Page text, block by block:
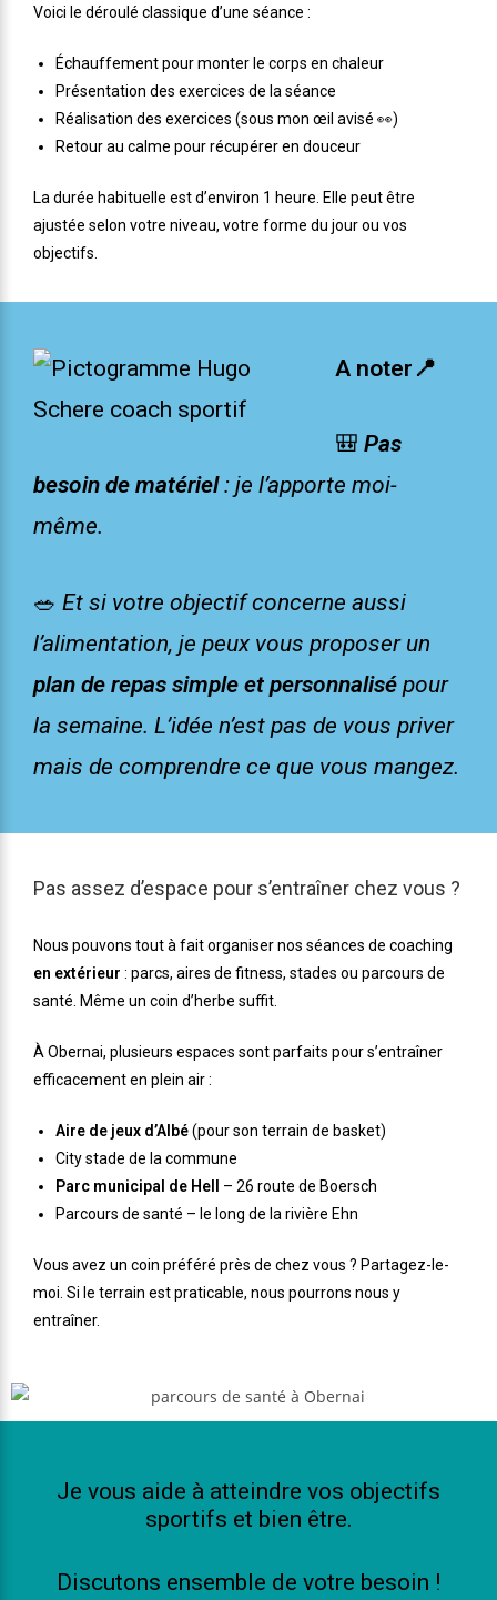
Voici le déroulé classique d’une séance :
Échauffement pour monter le corps en chaleur
Présentation des exercices de la séance
Réalisation des exercices (sous mon œil avisé 👀)
Retour au calme pour récupérer en douceur
La durée habituelle est d’environ 1 heure. Elle peut être
ajustée selon votre niveau, votre forme du jour ou vos
objectifs.
A noter📍
🎒 Pas
besoin de matériel: je l’apporte moi-
même.
🥗 Et si votre objectif concerne aussi
l’alimentation, je peux vous proposer un
plan de repas simple et personnalisé pour
la semaine. L’idée n’est pas de vous priver
mais de comprendre ce que vous mangez.
Pas assez d’espace pour s’entraîner chez vous ?
Nous pouvons tout à fait organiser nos séances de coaching
en extérieur : parcs, aires de fitness, stades ou parcours de
santé. Même un coin d’herbe suffit.
À Obernai, plusieurs espaces sont parfaits pour s’entraîner
efficacement en plein air :
Aire de jeux d’Albé(pour son terrain de basket)
City stade de la commune
Parc municipal de Hell – 26 route de Boersch
Parcours de santé – le long de la rivière Ehn
Vous avez un coin préféré près de chez vous ? Partagez-le-
moi. Si le terrain est praticable, nous pourrons nous y
entraîner.
Je vous aide à atteindre vos objectifs
sportifs et bien être.
Discutons ensemble de votre besoin !